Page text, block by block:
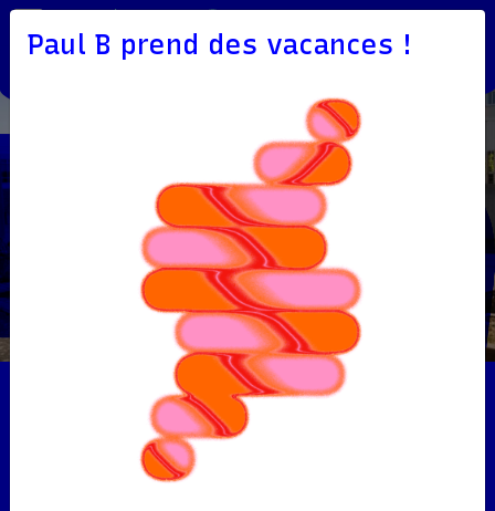
La Fabrique à Musique : écoutez
le projet réalisé avec le Collège
Mondétour !
Ecoutez le morceau créé
par les élèves du collège
Mondétour !
Paul B prend des vacances !